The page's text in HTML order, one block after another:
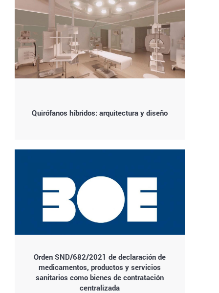
Quirófanos híbridos: arquitectura y diseño
Orden SND/682/2021 de declaración de
medicamentos, productos y servicios
sanitarios como bienes de contratación
centralizada